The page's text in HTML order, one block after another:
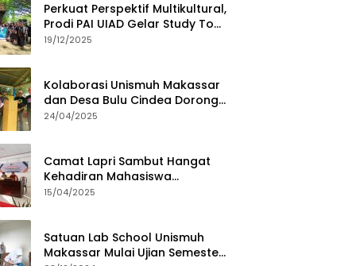
Perkuat Perspektif Multikultural,
Prodi PAI UIAD Gelar Study Tour
ke Kajang
19/12/2025
Kolaborasi Unismuh Makassar
dan Desa Bulu Cindea Dorong
Sentra Garam Industri
24/04/2025
Camat Lapri Sambut Hangat
Kehadiran Mahasiswa
PoltekMu
15/04/2025
Satuan Lab School Unismuh
Makassar Mulai Ujian Semester,